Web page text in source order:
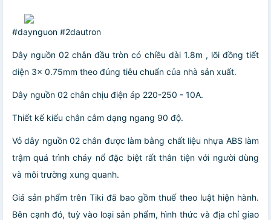
#daynguon #2dautron
Dây nguồn 02 chân đầu tròn có chiều dài 1.8m , lõi đồng tiết
diện 3x 0.75mm theo đúng tiêu chuẩn của nhà sản xuất.
Dây nguồn 02 chân chịu điện áp 220-250 - 10A.
Thiết kế kiểu chân cắm dạng ngang 90 độ.
Vỏ dây nguồn 02 chân được làm bằng chất liệu nhựa ABS làm
trậm quá trình cháy nổ đặc biệt rất thân tiện với người dùng
và môi trường xung quanh.
Giá sản phẩm trên Tiki đã bao gồm thuế theo luật hiện hành.
Bên cạnh đó, tuỳ vào loại sản phẩm, hình thức và địa chỉ giao